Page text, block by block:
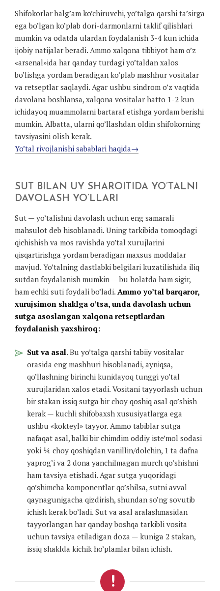
Shifokorlar balg’am ko’chiruvchi, yo’talga qarshi ta’sirga
ega bo’lgan ko’plab dori-darmonlarni taklif qilishlari
mumkin va odatda ulardan foydalanish 3-4 kun ichida
ijobiy natijalar beradi. Ammo xalqona tibbiyot ham o’z
«arsenal»ida har qanday turdagi yo’taldan xalos
bo’lishga yordam beradigan ko’plab mashhur vositalar
va retseptlar saqlaydi. Agar ushbu sindrom o’z vaqtida
davolana boshlansa, xalqona vositalar hatto 1-2 kun
ichidayoq muammolarni bartaraf etishga yordam berishi
mumkin. Albatta, ularni qo’llashdan oldin shifokorning
tavsiyasini olish kerak.
Yo’tal rivojlanishi sabablari haqida→
SUT BILAN UY SHAROITIDA YO’TALNI
DAVOLASH YO’LLARI
Sut — yo’talishni davolash uchun eng samarali
mahsulot deb hisoblanadi. Uning tarkibida tomoqdagi
qichishish va mos ravishda yo’tal xurujlarini
qisqartirishga yordam beradigan maxsus moddalar
mavjud. Yo’talning dastlabki belgilari kuzatilishida iliq
sutdan foydalanish mumkin — bu holatda ham sigir,
ham echki suti foydali bo’ladi. Ammo yo’tal barqaror,
xurujsimon shaklga o’tsa, unda davolash uchun
sutga asoslangan xalqona retseptlardan
foydalanish yaxshiroq:
Sut va asal. Bu yo’talga qarshi tabiiy vositalar
orasida eng mashhuri hisoblanadi, ayniqsa,
qo’llashning birinchi kunidayoq tunggi yo’tal
xurujlaridan xalos etadi. Vositani tayyorlash uchun
bir stakan issiq sutga bir choy qoshiq asal qo’shish
kerak — kuchli shifobaxsh xususiyatlarga ega
ushbu «kokteyl» tayyor. Ammo tabiblar sutga
nafaqat asal, balki bir chimdim oddiy iste’mol sodasi
yoki ¼ choy qoshiqdan vanillin/dolchin, 1 ta dafna
yaprog’i va 2 dona yanchilmagan murch qo’shishni
ham tavsiya etishadi. Agar sutga yuqoridagi
qo’shimcha komponentlar qo’shilsa, sutni avval
qaynagunigacha qizdirish, shundan so’ng sovutib
ichish kerak bo’ladi. Sut va asal aralashmasidan
tayyorlangan har qanday boshqa tarkibli vosita
uchun tavsiya etiladigan doza — kuniga 2 stakan,
issiq shaklda kichik ho’plamlar bilan ichish.